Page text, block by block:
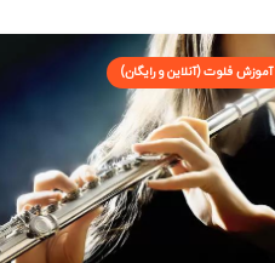
آموزش فلوت (آنلاین و رایگان)